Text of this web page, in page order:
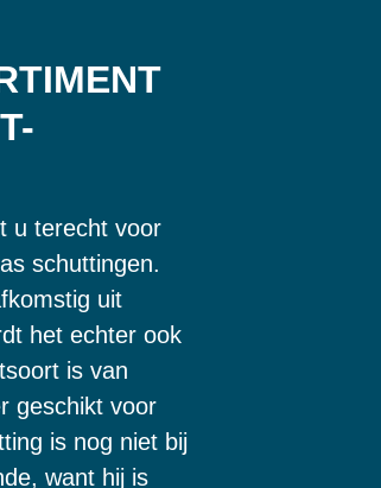
u terecht voor
schuttingen.
uit
het echter ook
is van
geschikt voor
is nog niet bij
want hij is